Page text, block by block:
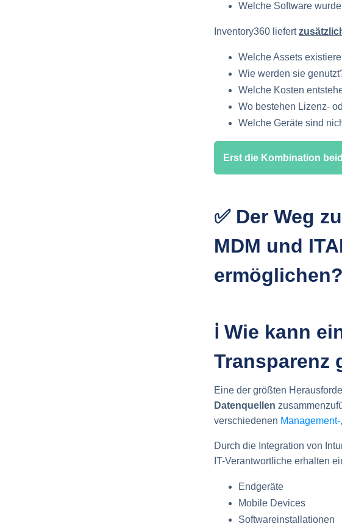
Welche Software
Inventory360 liefert
Welche Assets
Wie werden sie
Welche Kosten
Wo bestehen Lizenz-
Welche Geräte sind
Erst die Kombination
✅ Der Weg
MDM und
ermöglichen?
ℹ️ Wie kann
Transparenz
Eine der größten
Datenquellen
verschiedenen
Durch die Integration von
IT-Verantwortliche erhalten
Endgeräte
Mobile Devices
Softwareinstallationen